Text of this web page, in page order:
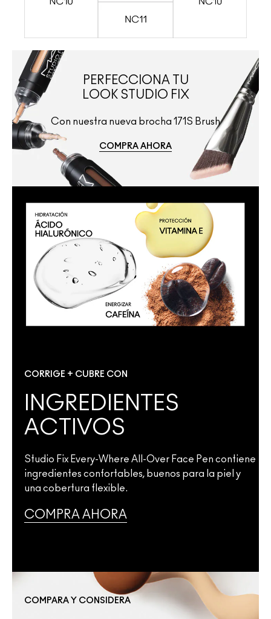
PERFECCIONA TU
LOOK STUDIO FIX
Con nuestra nueva brocha 171S Brush
COMPRA AHORA
CORRIGE + CUBRE CON
INGREDIENTES
ACTIVOS
Studio Fix Every-Where All-Over Face Pen contiene
ingredientes confortables, buenos para la piel y
una cobertura flexible.
COMPRA AHORA
COMPARA Y CONSIDERA